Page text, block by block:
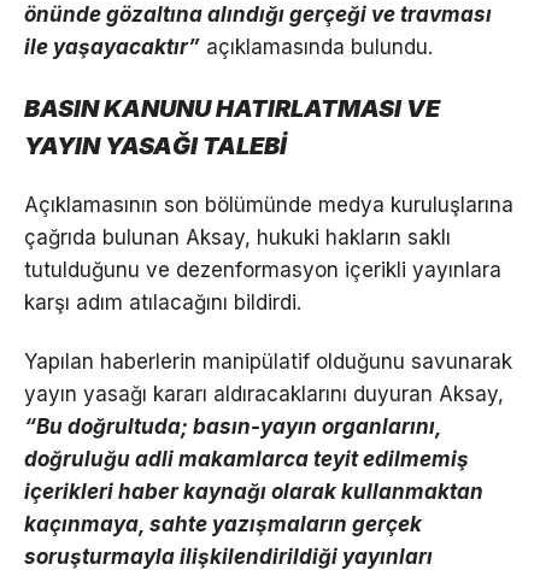
önünde gözaltına alındığı gerçeği ve travması
ile yaşayacaktır” açıklamasında bulundu.
BASIN KANUNU HATIRLATMASI VE
YAYIN YASAĞI TALEBİ
Açıklamasının son bölümünde medya kuruluşlarına
çağrıda bulunan Aksay, hukuki hakların saklı
tutulduğunu ve dezenformasyon içerikli yayınlara
karşı adım atılacağını bildirdi.
Yapılan haberlerin manipülatif olduğunu savunarak
yayın yasağı kararı aldıracaklarını duyuran Aksay,
“Bu doğrultuda; basın-yayın organlarını,
doğruluğu adli makamlarca teyit edilmemiş
içerikleri haber kaynağı olarak kullanmaktan
kaçınmaya, sahte yazışmaların gerçek
soruşturmayla ilişkilendirildiği yayınları